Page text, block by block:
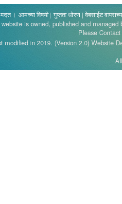
मदत । आमच्या विषयी | गुप्तता धोरण | वेबसाईट
is owned, published and
Please
modified in 2019. (Version 2.0) Website